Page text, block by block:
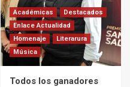
Académicas
Destacados
Enlace Actualidad
Homenaje
Literarura
Música
Todos los ganadores